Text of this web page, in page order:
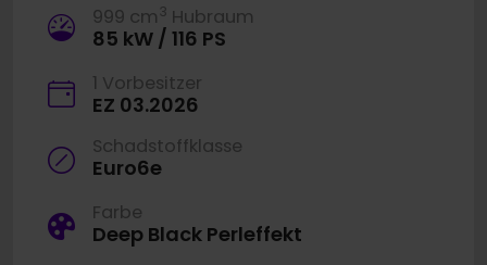
999 cm 3 Hubraum
85 kW / 116 PS
1 Vorbesitzer
EZ 03.2026
Schadstoffklasse
Euro6e
Farbe
Deep Black Perleffekt